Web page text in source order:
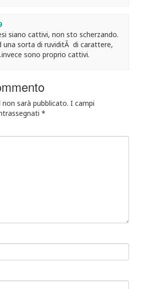
siano cattivi, non sto scherzando.
una sorta di ruviditÃ di carattere,
sono proprio cattivi.
sarà pubblicato. I campi
*